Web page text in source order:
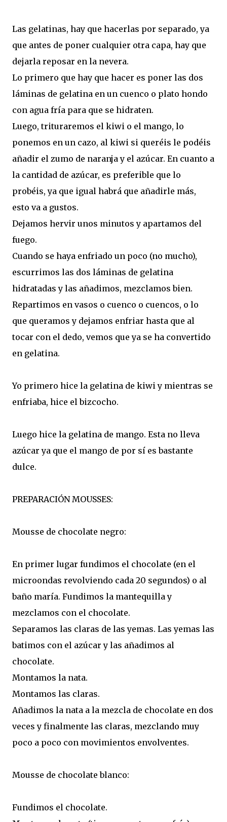
Las gelatinas, hay que hacerlas por separado, ya
que antes de poner cualquier otra capa, hay que
dejarla reposar en la nevera.
Lo primero que hay que hacer es poner las dos
láminas de gelatina en un cuenco o plato hondo
con agua fría para que se hidraten.
Luego, trituraremos el kiwi o el mango, lo
ponemos en un cazo, al kiwi si queréis le podéis
añadir el zumo de naranja y el azúcar. En cuanto a
la cantidad de azúcar, es preferible que lo
probéis, ya que igual habrá que añadirle más,
esto va a gustos.
Dejamos hervir unos minutos y apartamos del
fuego.
Cuando se haya enfriado un poco (no mucho),
escurrimos las dos láminas de gelatina
hidratadas y las añadimos, mezclamos bien.
Repartimos en vasos o cuenco o cuencos, o lo
que queramos y dejamos enfriar hasta que al
tocar con el dedo, vemos que ya se ha convertido
en gelatina.
Yo primero hice la gelatina de kiwi y mientras se
enfriaba, hice el bizcocho.
Luego hice la gelatina de mango. Esta no lleva
azúcar ya que el mango de por sí es bastante
dulce.
PREPARACIÓN MOUSSES:
Mousse de chocolate negro:
En primer lugar fundimos el chocolate (en el
microondas revolviendo cada 20 segundos) o al
baño maría. Fundimos la mantequilla y
mezclamos con el chocolate.
Separamos las claras de las yemas. Las yemas las
batimos con el azúcar y las añadimos al
chocolate.
Montamos la nata.
Montamos las claras.
Añadimos la nata a la mezcla de chocolate en dos
veces y finalmente las claras, mezclando muy
poco a poco con movimientos envolventes.
Mousse de chocolate blanco:
Fundimos el chocolate.